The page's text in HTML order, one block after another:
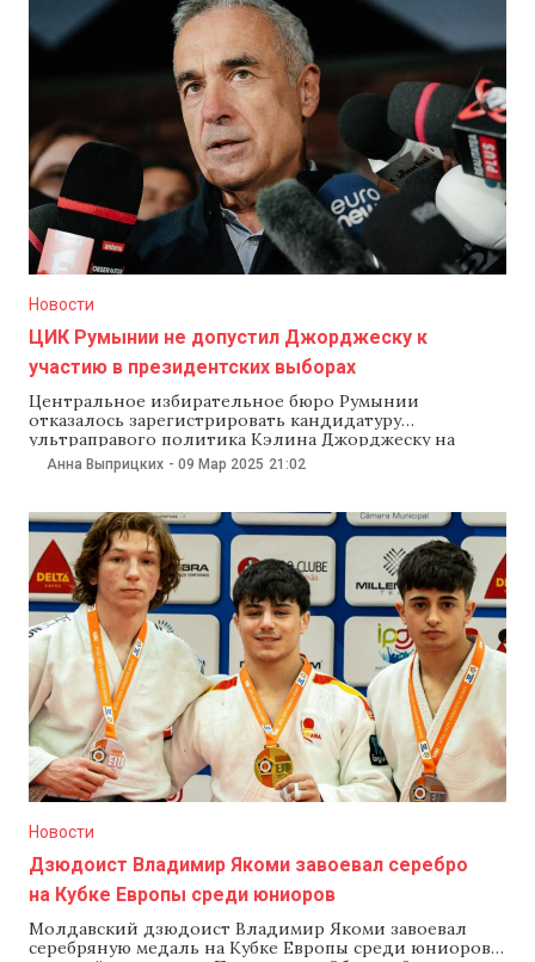
Новости
ЦИК Румынии не допустил Джорджеску к
участию в президентских выборах
Центральное избирательное бюро Румынии
отказалось зарегистрировать кандидатуру
ультраправого политика Кэлина Джорджеску на
президентских выборах. Решение приняли вечером 9
марта, пишет Agerpres.Из 14 членов Центризбиркома
Джорджеску до выборов, 4 — против. Сторонники
ультраправого политика устроили протест у офиса
Бюро в Бухаресте. Участники акции вступили
Анна Выприцких - 09 Мар 2025 21:02
Новости
Дзюдоист Владимир Якоми завоевал серебро
на Кубке Европы среди юниоров
Молдавский дзюдоист Владимир Якоми завоевал
серебряную медаль на Кубке Европы среди юниоров,